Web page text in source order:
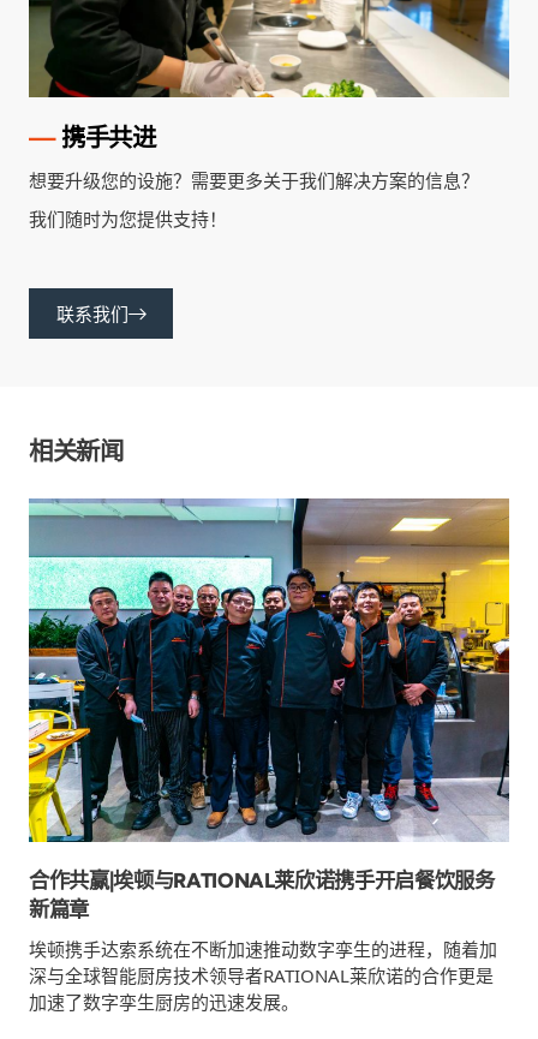
— 携手共进
想要升级您的设施？需要更多关于我们解决方案的信息？
我们随时为您提供支持！
联系我们
相关新闻
合作共赢|埃顿与RATIONAL莱欣诺携手开启餐饮服务
新篇章
埃顿携手达索系统在不断加速推动数字孪生的进程，随着加
深与全球智能厨房技术领导者RATIONAL莱欣诺的合作更是
加速了数字孪生厨房的迅速发展。